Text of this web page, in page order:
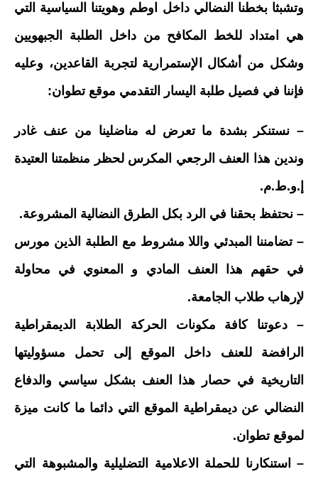
وتشبثا بخطنا النضالي داخل اوطم وهويتنا السياسية التي
هي امتداد للخط المكافح من داخل الطلبة الجبهويين
وشكل من أشكال الإستمرارية لتجربة القاعدين، وعليه
فإننا في فصيل طلبة اليسار التقدمي موقع تطوان:
– نستنكر بشدة ما تعرض له مناضلينا من عنف غادر
وندين هذا العنف الرجعي المكرس لحظر منظمتنا العتيدة
إ.و.ط.م.
– نحتفظ بحقنا في الرد بكل الطرق النضالية المشروعة.
– تضامننا المبدئي واللا مشروط مع الطلبة الذين مورس
في حقهم هذا العنف المادي و المعنوي في محاولة
لإرهاب طلاب الجامعة.
– دعوتنا كافة مكونات الحركة الطلابة الديمقراطية
الرافضة للعنف داخل الموقع إلى تحمل مسؤوليتها
التاريخية في حصار هذا العنف بشكل سياسي والدفاع
النضالي عن ديمقراطية الموقع التي دائما ما كانت ميزة
لموقع تطوان.
– استنكارنا للحملة الاعلامية التضليلية والمشبوهة التي